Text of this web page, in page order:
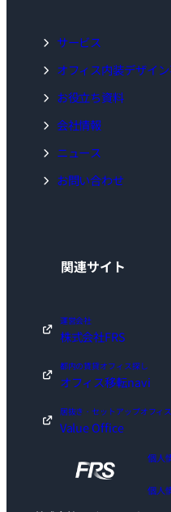
サービス
オフィス内装デザイ
お役立ち資料
会社情報
ニュース
お問い合わせ
関連サイト
運営会社
株式会社FRS
都内の賃貸オフィス探し
オフィス移転navi
居抜き・セットアップオフィス
Value Office
個人
個人